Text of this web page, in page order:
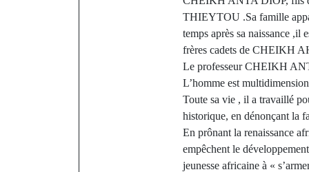
THIEYTOU .Sa famille
temps après sa naissance
frères cadets de CHEIKH
Le professeur CHEIKH
L’homme est
Toute sa vie , il a travaillé
historique, en dénonçant la
En prônant la renaissance
empêchent le
jeunesse africaine à «